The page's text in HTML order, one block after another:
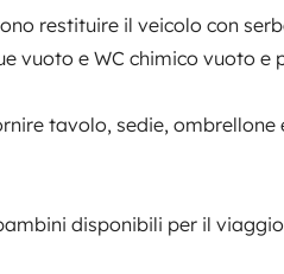
restituire il veicolo con
vuoto e WC chimico vuoto e
tavolo, sedie,
disponibili per il
dell'acqua pieni.
carburante pieno, serbatoio
Si prega di informarsi in
della
750 €